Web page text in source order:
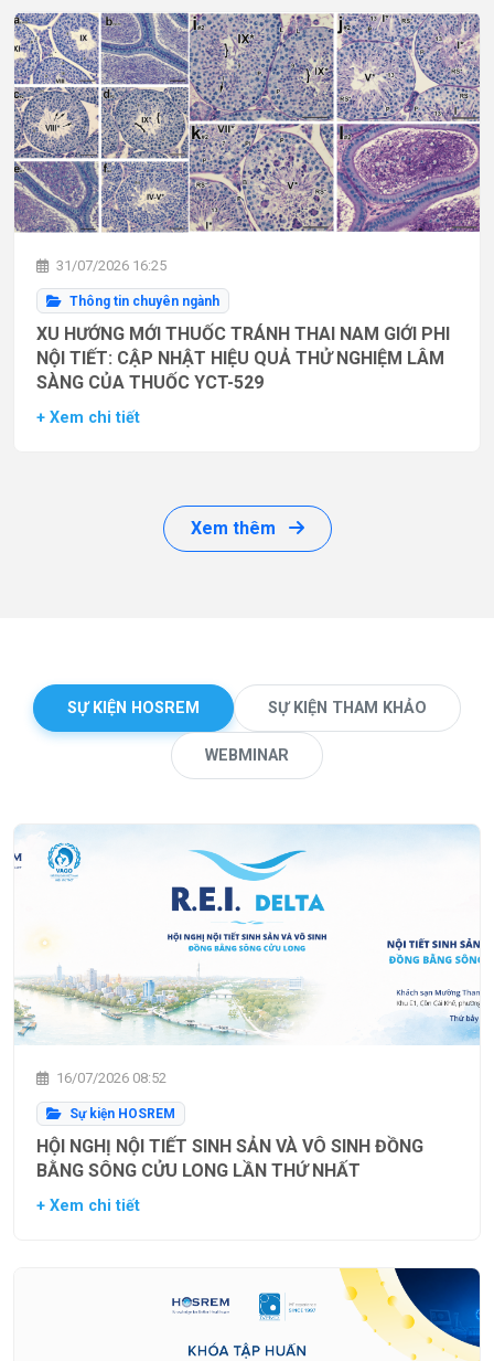
31/07/2026 16:25
Thông tin chuyên ngành
XU HƯỚNG MỚI THUỐC TRÁNH THAI NAM GIỚI PHI
NỘI TIẾT: CẬP NHẬT HIỆU QUẢ THỬ NGHIỆM LÂM
SÀNG CỦA THUỐC YCT-529
+ Xem chi tiết
Xem thêm
SỰ KIỆN HOSREM SỰ KIỆN THAM KHẢO
WEBMINAR
16/07/2026 08:52
Sự kiện HOSREM
HỘI NGHỊ NỘI TIẾT SINH SẢN VÀ VÔ SINH ĐỒNG
BẰNG SÔNG CỬU LONG LẦN THỨ NHẤT
+ Xem chi tiết